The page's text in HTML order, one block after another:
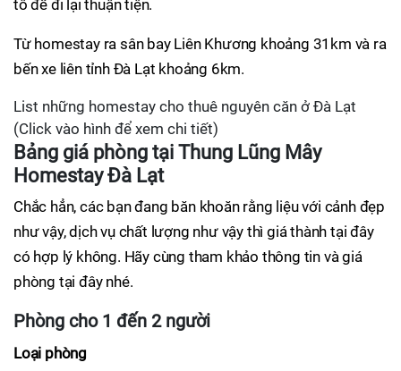
tô đề đi lại thuận tiện.
Từ homestay ra sân bay Liên Khương khoảng 31km và ra
bến xe liên tỉnh Đà Lạt khoảng 6km.
List những homestay cho thuê nguyên căn ở Đà Lạt
(Click vào hình để xem chi tiết)
Bảng giá phòng tại Thung Lũng Mây
Homestay Đà Lạt
Chắc hẳn, các bạn đang băn khoăn rằng liệu với cảnh đẹp
như vậy, dịch vụ chất lượng như vậy thì giá thành tại đây
có hợp lý không. Hãy cùng tham khảo thông tin và giá
phòng tại đây nhé.
Phòng cho 1 đến 2 người
Loại phòng